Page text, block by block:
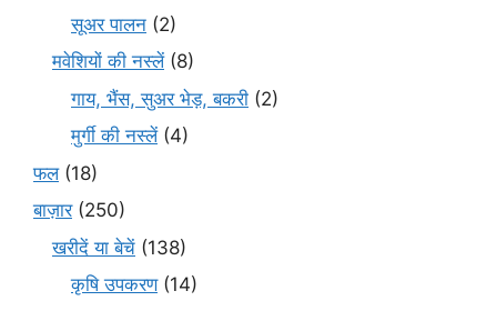
सूअर पालन (2)
मवेशियों की नस्लें(8)
गाय, भैंस, सुअर भेड़, बकरी (2)
मुर्गी की नस्लें(4)
फल(18)
बाज़ार(250)
खरीदें या बेचें (138)
कृषि उपकरण(14)